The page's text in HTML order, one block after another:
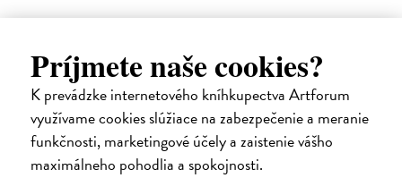
Príjmete naše cookies?
K prevádzke internetového kníhkupectva Artforum
využívame cookies slúžiace na zabezpečenie a meranie
funkčnosti, marketingové účely a zaistenie vášho
maximálneho pohodlia a spokojnosti.
Ďalšie z kategórie slovenské a
české dejiny